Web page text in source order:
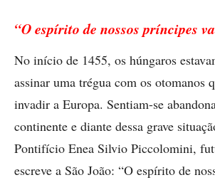
“O espírito de nossos príncipes
No início de 1455, os húngaros
assinar uma trégua com os otomanos
invadir a Europa. Sentiam-se
continente e diante dessa grave
Pontifício Enea Silvio Piccolomini,
escreve a São João: “O espírito de